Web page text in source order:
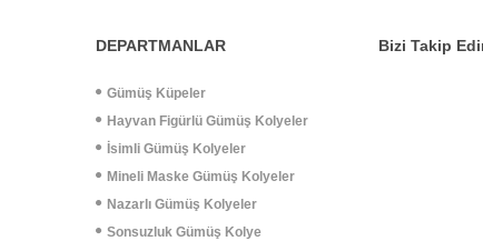
DEPARTMANLAR
Gümüş Küpeler
Hayvan Figürlü Gümüş Kolyeler
İsimli Gümüş Kolyeler
Mineli Maske Gümüş Kolyeler
Nazarlı Gümüş Kolyeler
Sonsuzluk Gümüş Kolye
Bizi Takip